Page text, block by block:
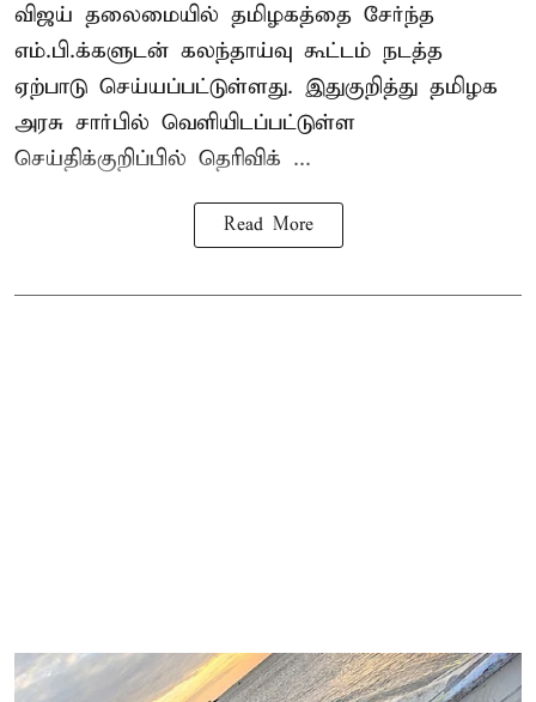
விஜய் தலைமையில் தமிழகத்தை சேர்ந்த
எம்.பி.க்களுடன் கலந்தாய்வு கூட்டம் நடத்த
ஏற்பாடு செய்யப்பட்டுள்ளது. இதுகுறித்து தமிழக
அரசு சார்பில் வெளியிடப்பட்டுள்ள
செய்திக்குறிப்பில் தெரிவிக் ...
Read More